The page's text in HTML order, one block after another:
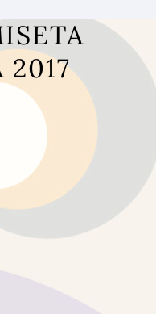
2017